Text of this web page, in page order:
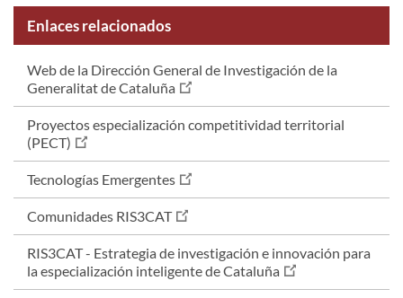
Enlaces relacionados
Web de la Dirección General de Investigación de la
Generalitat de Cataluña
Proyectos especialización competitividad territorial
(PECT)
Tecnologías Emergentes
Comunidades RIS3CAT
RIS3CAT - Estrategia de investigación e innovación para
la especialización inteligente de Cataluña